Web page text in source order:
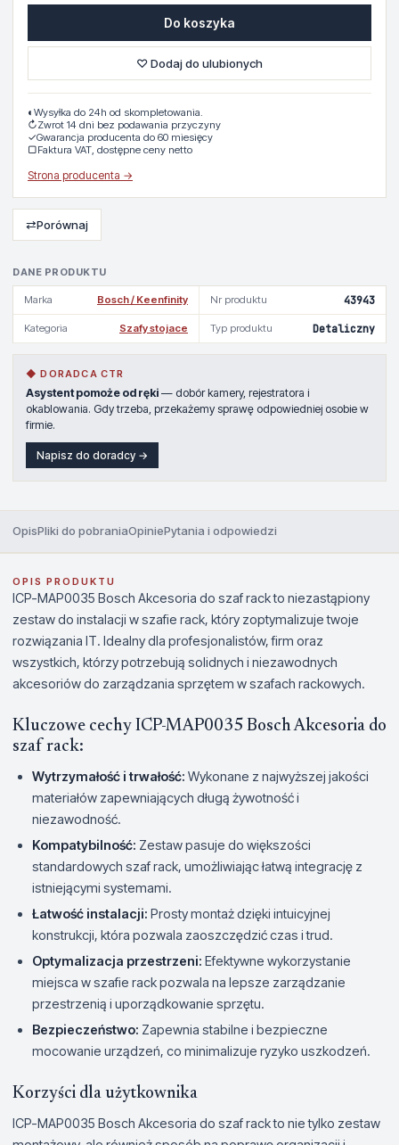
DANE PRODUKTU
Marka Bosch / Keenfinity Nr produktu 43943
Kategoria Szafy stojace Typ produktu Detaliczny
◆ DORADCA CTR
Asystent pomoże od ręki — dobór kamery, rejestratora i
okablowania. Gdy trzeba, przekażemy sprawę odpowiedniej osobie w
firmie.
Napisz do doradcy →
Do koszyka
♡ Dodaj do ulubionych
◐ Wysyłka do 24h od skompletowania.
↻Zwrot 14 dni bez podawania przyczyny
✓Gwarancja producenta do 60 miesięcy
▢Faktura VAT, dostępne ceny netto
Strona producenta →
⇄Porównaj
OpisPliki do pobraniaOpiniePytania i odpowiedzi
OPIS PRODUKTU
ICP-MAP0035 Bosch Akcesoria do szaf rack to niezastąpiony
zestaw do instalacji w szafie rack, który zoptymalizuje twoje
rozwiązania IT. Idealny dla profesjonalistów, firm oraz
wszystkich, którzy potrzebują solidnych i niezawodnych
akcesoriów do zarządzania sprzętem w szafach rackowych.
Kluczowe cechy ICP-MAP0035 Bosch Akcesoria do
szaf rack:
Wytrzymałość i trwałość: Wykonane z najwyższej jakości
materiałów zapewniających długą żywotność i
niezawodność.
Kompatybilność: Zestaw pasuje do większości
standardowych szaf rack, umożliwiając łatwą integrację z
istniejącymi systemami.
Łatwość instalacji: Prosty montaż dzięki intuicyjnej
konstrukcji, która pozwala zaoszczędzić czas i trud.
Optymalizacja przestrzeni: Efektywne wykorzystanie
miejsca w szafie rack pozwala na lepsze zarządzanie
przestrzenią i uporządkowanie sprzętu.
Bezpieczeństwo: Zapewnia stabilne i bezpieczne
mocowanie urządzeń, co minimalizuje ryzyko uszkodzeń.
Korzyści dla użytkownika
ICP-MAP0035 Bosch Akcesoria do szaf rack to nie tylko zestaw